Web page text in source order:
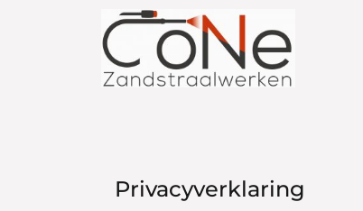
Privacyverklaring